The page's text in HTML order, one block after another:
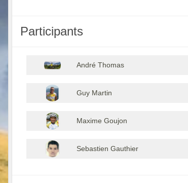
Participants
André Thomas
Guy Martin
Maxime Goujon
Sebastien Gauthier